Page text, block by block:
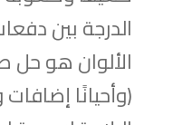
الدرجة بين
الألوان هو حل
(وأحيانًا